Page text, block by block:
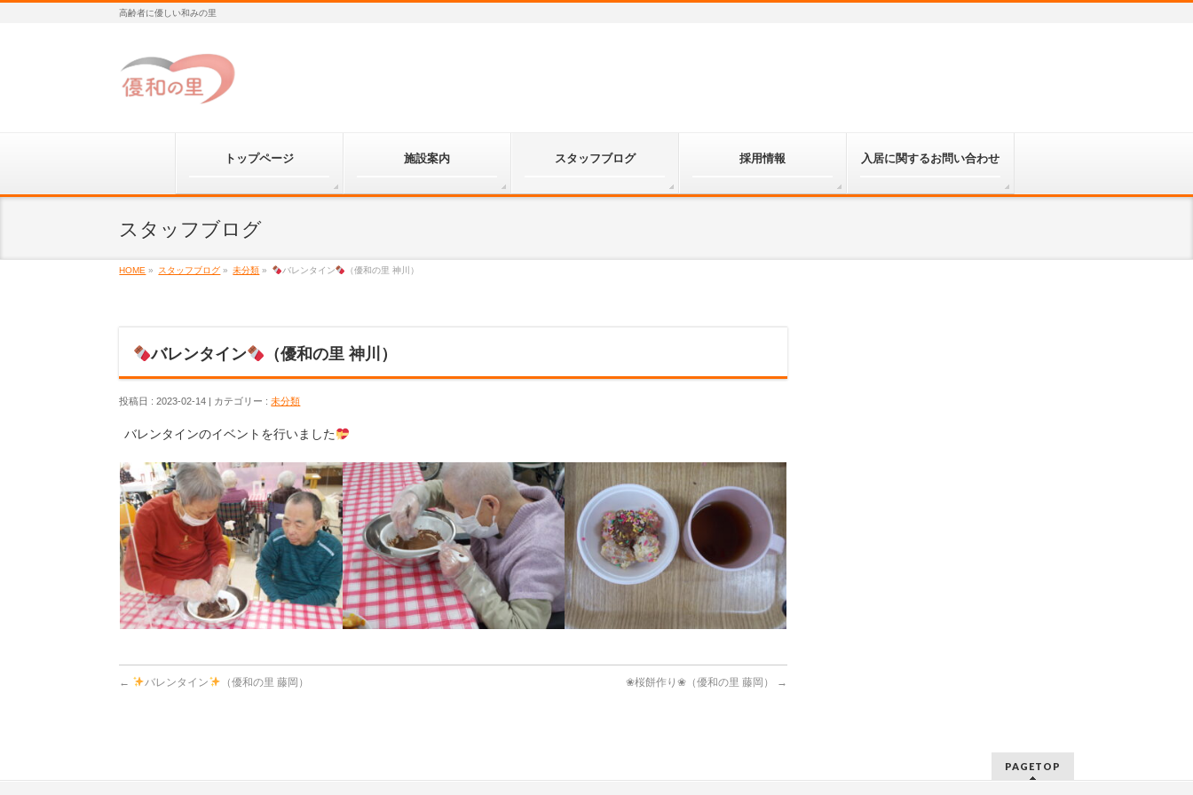
高齢者に優しい和みの里
トップページ 施設案内 スタッフブログ 採用情報 入居に関するお問い合わせ
スタッフブログ
HOME » スタッフブログ » 未分類 » バレンタイン （優和の里 神川）
バレンタイン （優和の里 神川）
投稿日 : 2023-02-14 カテゴリー :未分類
バレンタインのイベントを行いました
← バレンタイン （優和の里 藤岡） ❀桜餅作り❀（優和の里 藤岡） →
PAGETOP